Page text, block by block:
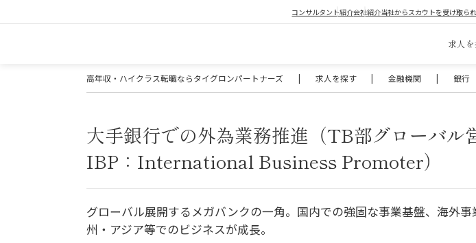
コンサルタント紹介会社紹介当社からスカウトを受け取ら
求人
高年収・ハイクラス転職ならタイグロンパートナーズ | 求人を探す | 金融機関 | 銀行
大手銀行での外為業務推進（TB部グローバル
IBP：International Business Promoter）
グローバル展開するメガバンクの一角。国内での強固な事業基盤、海外
州・アジア等でのビジネスが成長。